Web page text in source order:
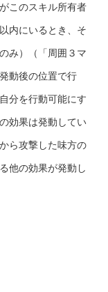
このスキル所有者
内にいるとき、そ
み）（「周囲３マ
動後の位置で行
分を行動可能にす
効果は発動してい
ら攻撃した味方の
他の効果が発動し